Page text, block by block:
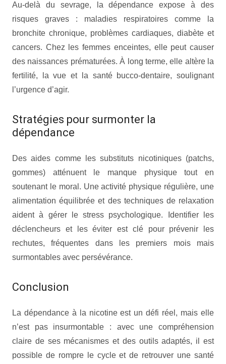
Au-delà du sevrage, la dépendance expose à des
risques graves : maladies respiratoires comme la
bronchite chronique, problèmes cardiaques, diabète et
cancers. Chez les femmes enceintes, elle peut causer
des naissances prématurées. À long terme, elle altère la
fertilité, la vue et la santé bucco-dentaire, soulignant
l’urgence d’agir.
Stratégies pour surmonter la
dépendance
Des aides comme les substituts nicotiniques (patchs,
gommes) atténuent le manque physique tout en
soutenant le moral. Une activité physique régulière, une
alimentation équilibrée et des techniques de relaxation
aident à gérer le stress psychologique. Identifier les
déclencheurs et les éviter est clé pour prévenir les
rechutes, fréquentes dans les premiers mois mais
surmontables avec persévérance.
Conclusion
La dépendance à la nicotine est un défi réel, mais elle
n’est pas insurmontable : avec une compréhension
claire de ses mécanismes et des outils adaptés, il est
possible de rompre le cycle et de retrouver une santé